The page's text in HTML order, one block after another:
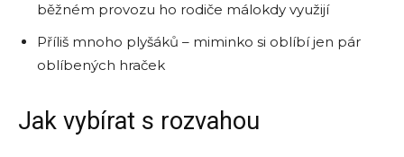
běžném provozu ho rodiče málokdy využijí
Příliš mnoho plyšáků – miminko si oblíbí jen pár
oblíbených hraček
Jak vybírat s rozvahou